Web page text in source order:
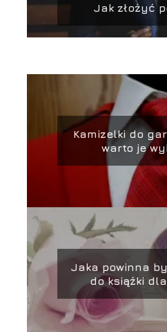
Jak złożyć
Kamizelki do
warto je
Jaka powinna
do książki